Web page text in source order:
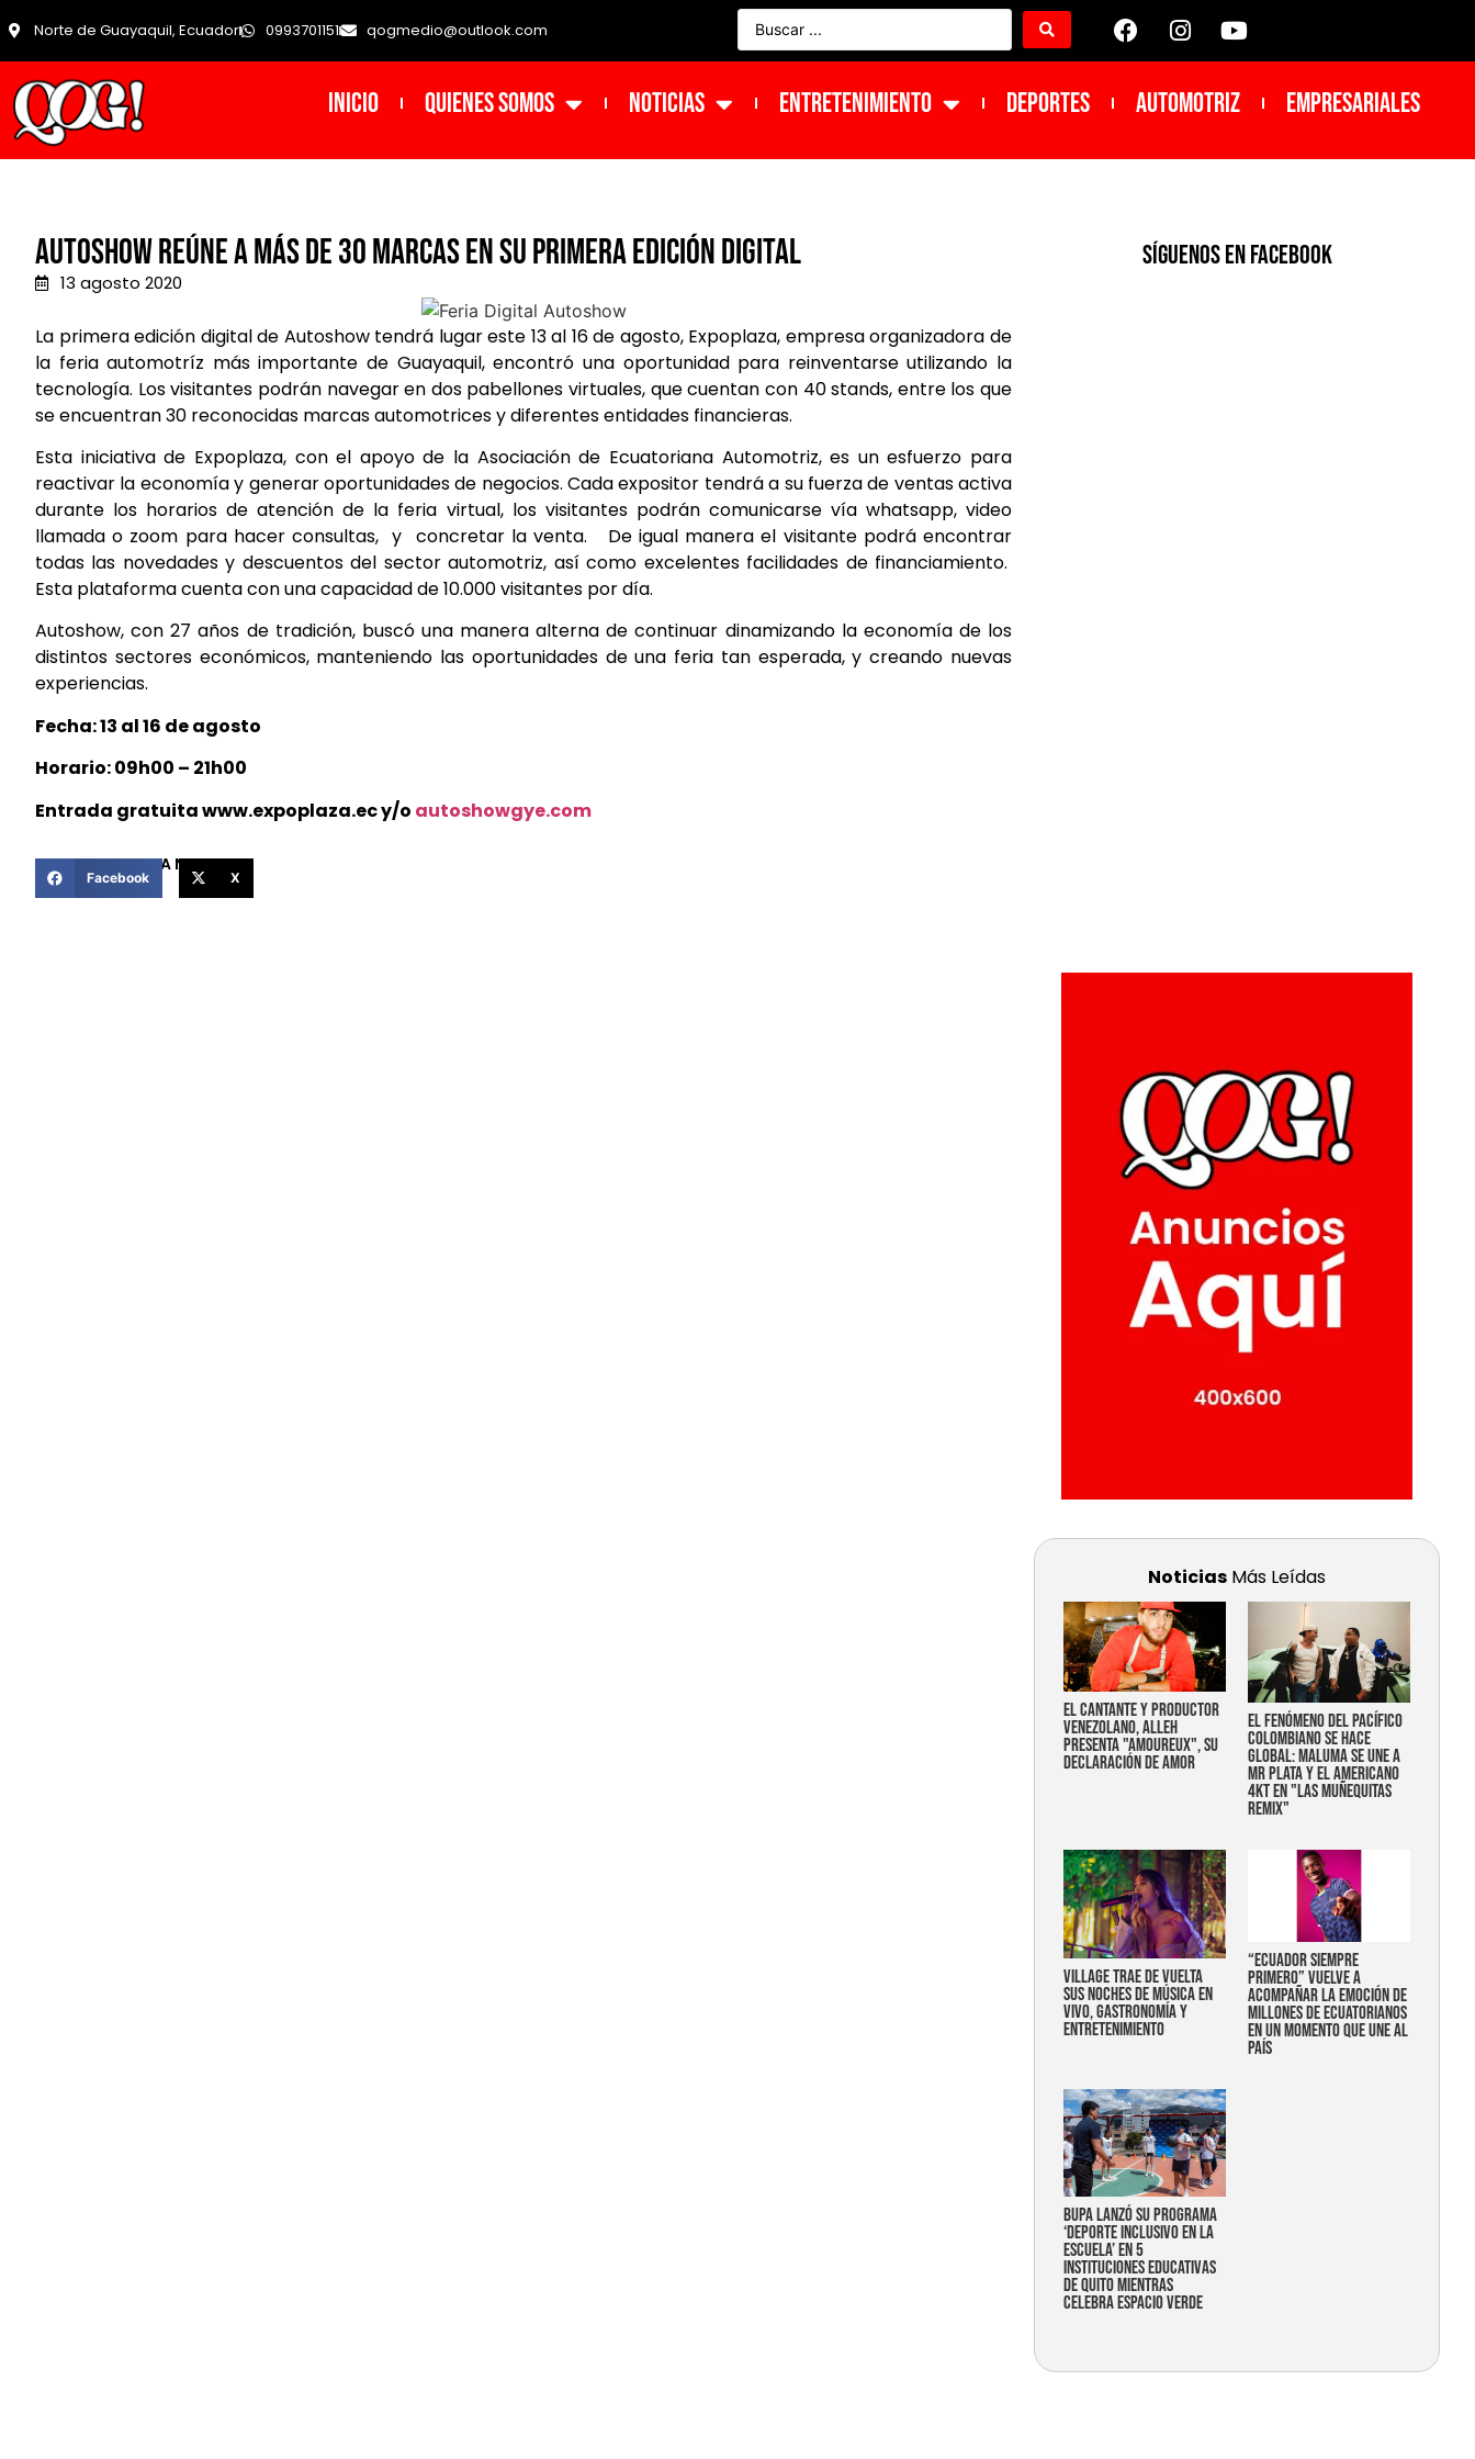
Norte de Guayaquil, Ecuador 0993701151 qogmedio@outlook.com
INICIO Quienes Somos NOTICIAS ENTRETENIMIENTO DEPORTES Automotriz Empresariales
Autoshow reúne a más de 30 marcas en su primera edición digital
13 agosto 2020
La primera edición digital de Autoshow tendrá lugar este 13 al 16 de agosto, Expoplaza, empresa organizadora de
la feria automotríz más importante de Guayaquil, encontró una oportunidad para reinventarse utilizando la
tecnología. Los visitantes podrán navegar en dos pabellones virtuales, que cuentan con 40 stands, entre los que
se encuentran 30 reconocidas marcas automotrices y diferentes entidades financieras.
Esta iniciativa de Expoplaza, con el apoyo de la Asociación de Ecuatoriana Automotriz, es un esfuerzo para
reactivar la economía y generar oportunidades de negocios. Cada expositor tendrá a su fuerza de ventas activa
durante los horarios de atención de la feria virtual, los visitantes podrán comunicarse vía whatsapp, video
llamada o zoom para hacer consultas, y concretar la venta. De igual manera el visitante podrá encontrar
todas las novedades y descuentos del sector automotriz, así como excelentes facilidades de financiamiento.
Esta plataforma cuenta con una capacidad de 10.000 visitantes por día.
Autoshow, con 27 años de tradición, buscó una manera alterna de continuar dinamizando la economía de los
distintos sectores económicos, manteniendo las oportunidades de una feria tan esperada, y creando nuevas
experiencias.
Fecha: 13 al 16 de agosto
Horario: 09h00 – 21h00
Entrada gratuitawww.expoplaza.ecy/o autoshowgye.com
COMPARTIR ESTA NOTICIA
Facebook X
SíGUENOS EN FACEBOOK
Noticias Más Leídas
EL CANTANTE Y PRODUCTOR
VENEZOLANO, ALLEH
PRESENTA "AMOUREUX", SU
DECLARACIÓN DE AMOR
EL FENÓMENO DEL PACÍFICO
COLOMBIANO SE HACE
GLOBAL: MALUMA SE UNE A
MR PLATA Y EL AMERICANO
4KT EN "LAS MUÑEQUITAS
REMIX"
Village trae de vuelta
sus noches de música en
vivo, gastronomía y
entretenimiento
“Ecuador siempre
primero” vuelve a
acompañar la emoción de
millones de ecuatorianos
en un momento que une al
país
Bupa lanzó su programa
‘Deporte Inclusivo en la
Escuela’ en 5
instituciones educativas
de Quito mientras
celebra espacio verde